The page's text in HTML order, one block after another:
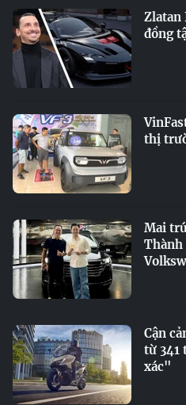
Zlatan
đồng
thị
Mai
Thành
Cận
từ 341
xác"